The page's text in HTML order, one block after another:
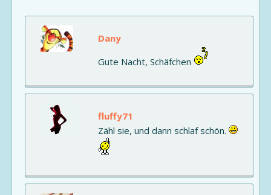
Dany
Gute Nacht, Schäfchen
fluffy71
Zähl sie, und dann schlaf schön.